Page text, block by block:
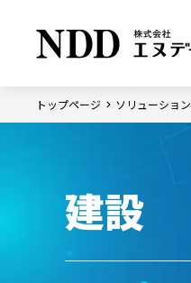
ソリューション トップ
企業情報 トップ
サステナビリティ トップ
トップページ ソリューション
建設